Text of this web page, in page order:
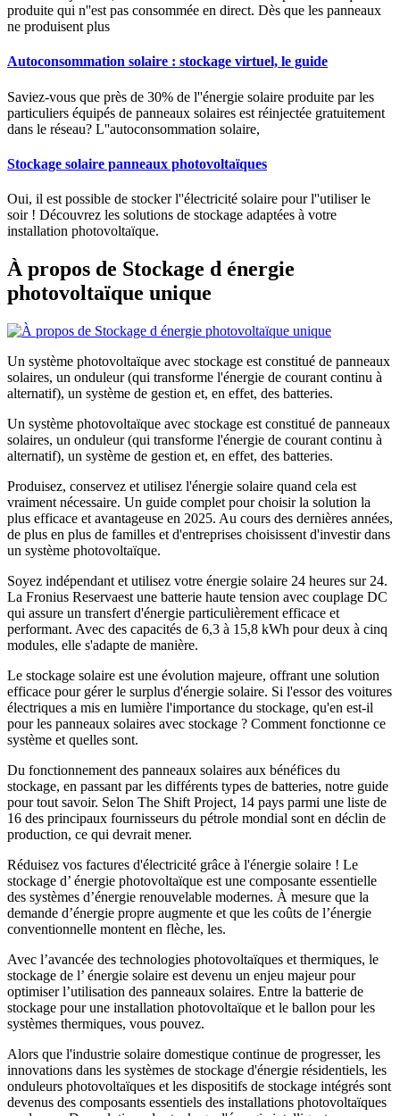
produite qui n''est pas consommée en direct. Dès que les panneaux
ne produisent plus
Autoconsommation solaire : stockage virtuel, le guide
Saviez-vous que près de 30% de l''énergie solaire produite par les
particuliers équipés de panneaux solaires est réinjectée gratuitement
dans le réseau? L''autoconsommation solaire,
Stockage solaire panneaux photovoltaïques
Oui, il est possible de stocker l''électricité solaire pour l''utiliser le
soir ! Découvrez les solutions de stockage adaptées à votre
installation photovoltaïque.
À propos de Stockage d énergie
photovoltaïque unique
Un système photovoltaïque avec stockage est constitué de panneaux
solaires, un onduleur (qui transforme l'énergie de courant continu à
alternatif), un système de gestion et, en effet, des batteries.
Un système photovoltaïque avec stockage est constitué de panneaux
solaires, un onduleur (qui transforme l'énergie de courant continu à
alternatif), un système de gestion et, en effet, des batteries.
Produisez, conservez et utilisez l'énergie solaire quand cela est
vraiment nécessaire. Un guide complet pour choisir la solution la
plus efficace et avantageuse en 2025. Au cours des dernières années,
de plus en plus de familles et d'entreprises choisissent d'investir dans
un système photovoltaïque.
Soyez indépendant et utilisez votre énergie solaire 24 heures sur 24.
La Fronius Reservaest une batterie haute tension avec couplage DC
qui assure un transfert d'énergie particulièrement efficace et
performant. Avec des capacités de 6,3 à 15,8 kWh pour deux à cinq
modules, elle s'adapte de manière.
Le stockage solaire est une évolution majeure, offrant une solution
efficace pour gérer le surplus d'énergie solaire. Si l'essor des voitures
électriques a mis en lumière l'importance du stockage, qu'en est-il
pour les panneaux solaires avec stockage ? Comment fonctionne ce
système et quelles sont.
Du fonctionnement des panneaux solaires aux bénéfices du
stockage, en passant par les différents types de batteries, notre guide
pour tout savoir. Selon The Shift Project, 14 pays parmi une liste de
16 des principaux fournisseurs du pétrole mondial sont en déclin de
production, ce qui devrait mener.
Réduisez vos factures d'électricité grâce à l'énergie solaire ! Le
stockage d’ énergie photovoltaïque est une composante essentielle
des systèmes d’énergie renouvelable modernes. À mesure que la
demande d’énergie propre augmente et que les coûts de l’énergie
conventionnelle montent en flèche, les.
Avec l’avancée des technologies photovoltaïques et thermiques, le
stockage de l’ énergie solaire est devenu un enjeu majeur pour
optimiser l’utilisation des panneaux solaires. Entre la batterie de
stockage pour une installation photovoltaïque et le ballon pour les
systèmes thermiques, vous pouvez.
Alors que l'industrie solaire domestique continue de progresser, les
innovations dans les systèmes de stockage d'énergie résidentiels, les
onduleurs photovoltaïques et les dispositifs de stockage intégrés sont
devenus des composants essentiels des installations photovoltaïques